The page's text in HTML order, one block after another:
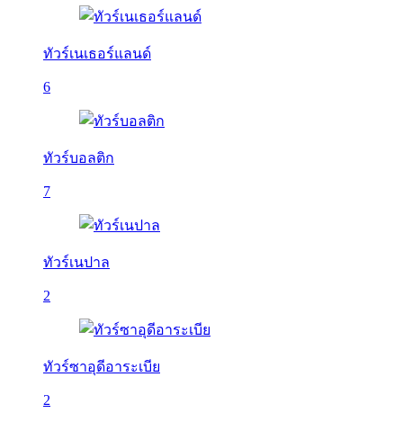
ทัวร์เนเธอร์แลนด์
6
ทัวร์บอลติก
7
ทัวร์เนปาล
2
ทัวร์ซาอุดีอาระเบีย
2